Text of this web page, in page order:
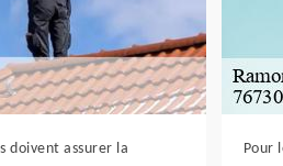
doivent assurer la
Pour